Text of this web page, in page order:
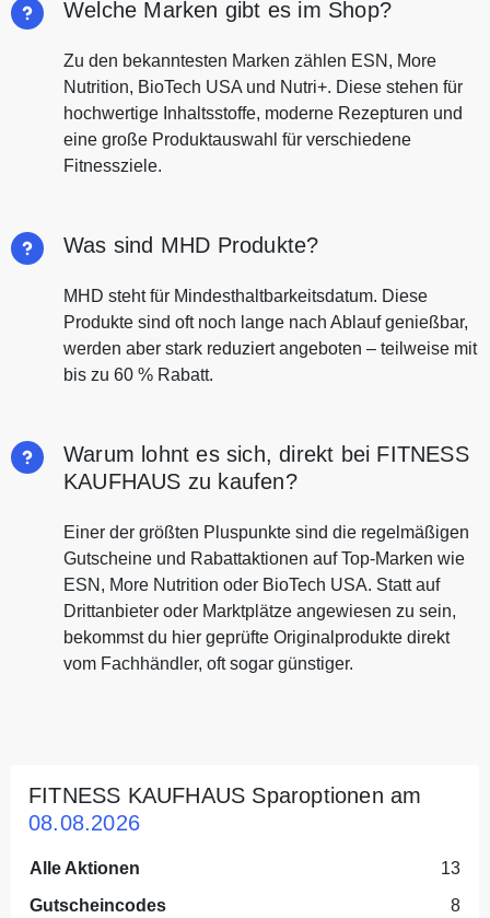
Welche Marken gibt es im Shop?
Zu den bekanntesten Marken zählen ESN, More
Nutrition, BioTech USA und Nutri+. Diese stehen für
hochwertige Inhaltsstoffe, moderne Rezepturen und
eine große Produktauswahl für verschiedene
Fitnessziele.
Was sind MHD Produkte?
MHD steht für Mindesthaltbarkeitsdatum. Diese
Produkte sind oft noch lange nach Ablauf genießbar,
werden aber stark reduziert angeboten – teilweise mit
bis zu 60 % Rabatt.
Warum lohnt es sich, direkt bei FITNESS
KAUFHAUS zu kaufen?
Einer der größten Pluspunkte sind die regelmäßigen
Gutscheine und Rabattaktionen auf Top-Marken wie
ESN, More Nutrition oder BioTech USA. Statt auf
Drittanbieter oder Marktplätze angewiesen zu sein,
bekommst du hier geprüfte Originalprodukte direkt
vom Fachhändler, oft sogar günstiger.
FITNESS KAUFHAUS Sparoptionen am
08.08.2026
Alle Aktionen
13
Gutscheincodes
8